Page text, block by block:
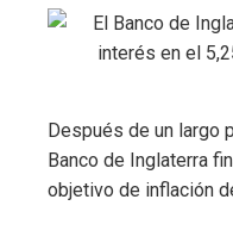
Después de un largo
Banco de Inglaterra
objetivo de inflación